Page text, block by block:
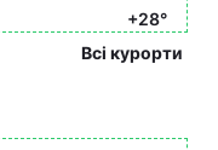
+28°
Всі курорти